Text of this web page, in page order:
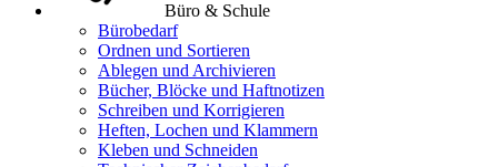
Büro & Schule
Bürobedarf
Ordnen und Sortieren
Ablegen und Archivieren
Bücher, Blöcke und Haftnotizen
Schreiben und Korrigieren
Heften, Lochen und Klammern
Kleben und Schneiden